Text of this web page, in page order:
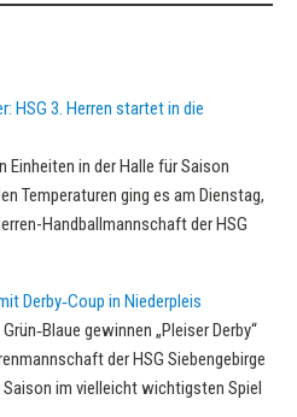
HSG 3. Herren startet in die
in der Halle für Saison
Temperaturen ging es am Dienstag,
Handballmannschaft der HSG
Derby‑Coup in Niederpleis
gewinnen „Pleiser Derby“
der HSG Siebengebirge
im vielleicht wichtigsten Spiel